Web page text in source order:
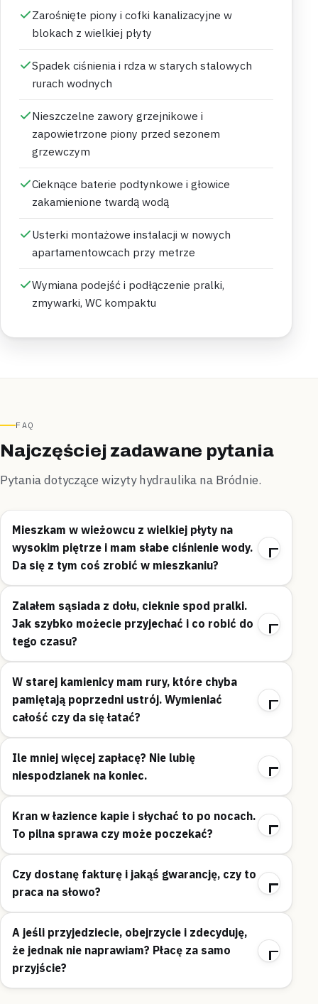
Zarośnięte piony i cofki kanalizacyjne w
blokach z wielkiej płyty
Spadek ciśnienia i rdza w starych stalowych
rurach wodnych
Nieszczelne zawory grzejnikowe i
zapowietrzone piony przed sezonem
grzewczym
Cieknące baterie podtynkowe i głowice
zakamienione twardą wodą
Usterki montażowe instalacji w nowych
apartamentowcach przy metrze
Wymiana podejść i podłączenie pralki,
zmywarki, WC kompaktu
FAQ
Najczęściej zadawane pytania
Pytania dotyczące wizyty hydraulika na Bródnie.
Mieszkam w wieżowcu z wielkiej płyty na
wysokim piętrze i mam słabe ciśnienie wody.
Da się z tym coś zrobić w mieszkaniu?
Zalałem sąsiada z dołu, cieknie spod pralki.
Jak szybko możecie przyjechać i co robić do
tego czasu?
W starej kamienicy mam rury, które chyba
pamiętają poprzedni ustrój. Wymieniać
całość czy da się łatać?
Ile mniej więcej zapłacę? Nie lubię
niespodzianek na koniec.
Kran w łazience kapie i słychać to po nocach.
To pilna sprawa czy może poczekać?
Czy dostanę fakturę i jakąś gwarancję, czy to
praca na słowo?
A jeśli przyjedziecie, obejrzycie i zdecyduję,
że jednak nie naprawiam? Płacę za samo
przyjście?